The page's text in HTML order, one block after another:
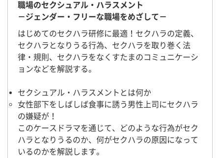
職場のセクシュアル・ハラスメント
－ジェンダー・フリーな職場をめざして－
はじめてのセクハラ研修に最適！セクハラの定義、
セクハラとなりうる行為、セクハラを取り巻く法
律・規則、セクハラをなくすたまのコミュニケーシ
ョンなどを解説する。
セクシュアル・ハラスメントとは何か
女性部下をしばしば食事に誘う男性上司にセクハラ
の嫌疑が！
このケースドラマを通じて、どのような行為がセク
ハラとなりうるのか、何がセクハラの原因になって
いるのかを解説します。